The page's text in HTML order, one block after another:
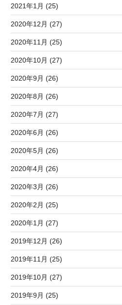
2021年1月 (25)
2020年12月 (27)
2020年11月 (25)
2020年10月 (27)
2020年9月 (26)
2020年8月 (26)
2020年7月 (27)
2020年6月 (26)
2020年5月 (26)
2020年4月 (26)
2020年3月 (26)
2020年2月 (25)
2020年1月 (27)
2019年12月 (26)
2019年11月 (25)
2019年10月 (27)
2019年9月 (25)